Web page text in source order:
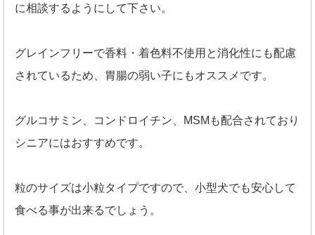
に相談するようにして下さい。
グレインフリーで香料・着色料不使用と消化性にも配慮
されているため、胃腸の弱い子にもオススメです。
グルコサミン、コンドロイチン、MSMも配合されており
シニアにはおすすめです。
粒のサイズは小粒タイプですので、小型犬でも安心して
食べる事が出来るでしょう。